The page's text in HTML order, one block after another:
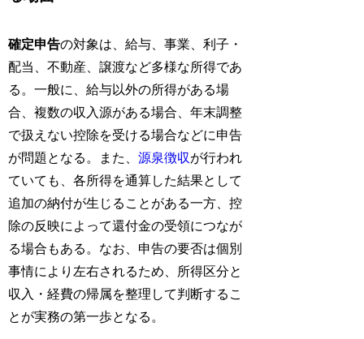
確定申告の対象は、給与、事業、利子・
配当、不動産、譲渡など多様な所得であ
る。一般に、給与以外の所得がある場
合、複数の収入源がある場合、年末調整
で扱えない控除を受ける場合などに申告
が問題となる。また、源泉徴収が行われ
ていても、各所得を通算した結果として
追加の納付が生じることがある一方、控
除の反映によって還付金の受領につなが
る場合もある。なお、申告の要否は個別
事情により左右されるため、所得区分と
収入・経費の帰属を整理して判断するこ
とが実務の第一歩となる。